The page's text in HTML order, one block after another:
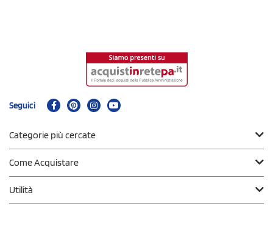
Seguici
Categorie più cercate
Come Acquistare
Utilità